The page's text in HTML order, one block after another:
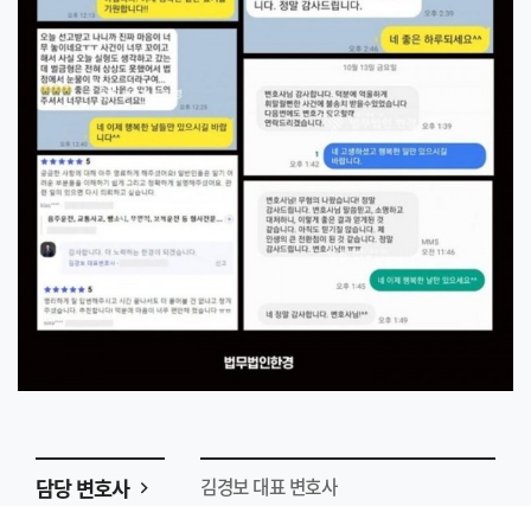
담당 변호사 김경보 대표 변호사